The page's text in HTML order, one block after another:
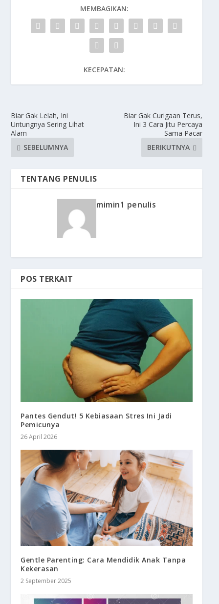
MEMBAGIKAN:
KECEPATAN:
Biar Gak Lelah, Ini
Untungnya Sering Lihat
Alam
SEBELUMNYA
Biar Gak Curigaan Terus,
Ini 3 Cara Jitu Percaya
Sama Pacar
BERIKUTNYA
TENTANG PENULIS
mimin1 penulis
POS TERKAIT
Pantes Gendut! 5 Kebiasaan Stres Ini Jadi
Pemicunya
26 April 2026
Gentle Parenting: Cara Mendidik Anak Tanpa
Kekerasan
2 September 2025